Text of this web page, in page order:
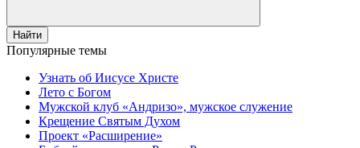
Найти
Популярные темы
Узнать об Иисусе Христе
Лето с Богом
Мужской клуб «Андризо», мужское служение
Крещение Святым Духом
Проект «Расширение»